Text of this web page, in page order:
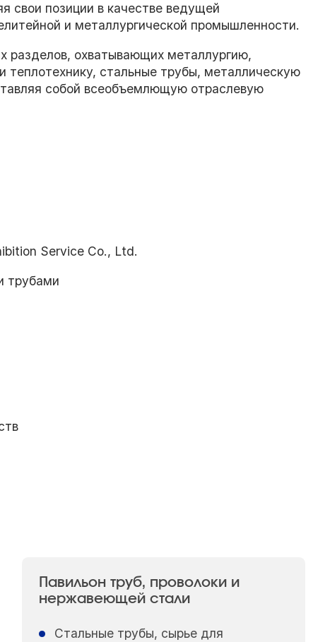
свои позиции в качестве ведущей
и металлургической промышленности.
разделов, охватывающих металлургию,
теплотехнику, стальные трубы, металлическую
собой всеобъемлющую отраслевую
Service Co., Ltd.
трубами
Павильон труб, проволоки и
нержавеющей стали
Стальные трубы, сырье для